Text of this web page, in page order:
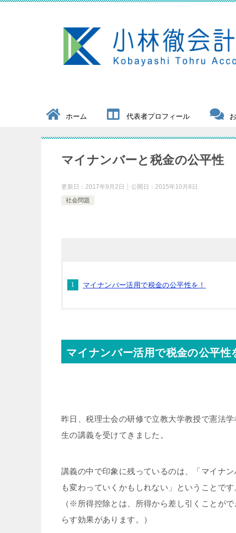
ホーム 代表者プロフィール お
マイナンバーと税金の公平性
更新日： 2017年9月2日 公開日： 2015年10月8日
社会問題
マイナンバー活用で税金の公平性を！
マイナンバー活用で税金の公平性
昨日、税理士会の研修で立教大学教授で憲法
生の講義を受けてきました。
講義の中で印象に残っているのは、「マイナ
も変わっていくかもしれない」ということです
（※所得控除とは、所得から差し引くことが
らす効果があります。）